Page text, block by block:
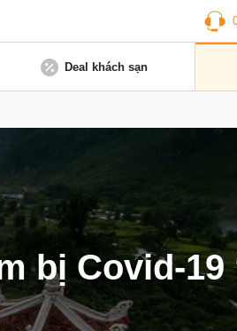
Deal khách sạn
bị Covid-19